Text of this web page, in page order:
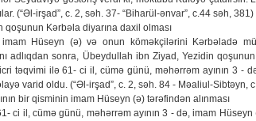
(“Əl-irşad”, c. 2, səh. 37- “Biharül-ənvar”, c.44 səh, 381)
qoşunun Kərbəla diyarına daxil olması
Hüseyn (ə) və onun köməkçilərini Kərbəladə
adlıqdan sonra, Übeydullah ibn Ziyad, Yezidin qoşunun
təqvimi ilə 61- ci il, cümə günü, məhərrəm ayının 3 -
varid oldu. (“Əl-irşad”, c. 2, səh. 84 - Məaliul-Sibtəyn,
bir qisminin imam Hüseyn (ə) tərəfindən alınması
ci il, cümə günü, məhərrəm ayının 3 - də, imam Hüseyn